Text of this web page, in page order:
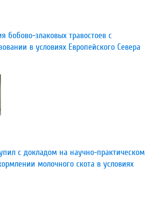
бобово-злаковых травостоев с
в условиях Европейского Севера
с докладом на научно-практическом
молочного скота в условиях